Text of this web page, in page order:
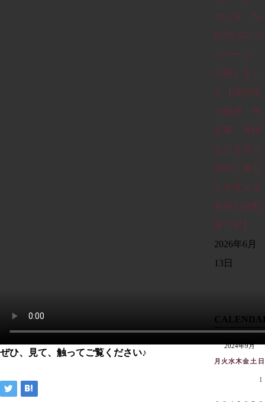
ぜひ、見て、触ってご覧ください♪
ホンダ N-
BOX GLパ
ッケージ
入庫しまし
た【高岡市
で新車・中
古車・車検
などを安く
提供し暮ら
しを支える
長谷川自動
車です】
2026年6月
13日
2024年9月
月 火水木金 土 日
1